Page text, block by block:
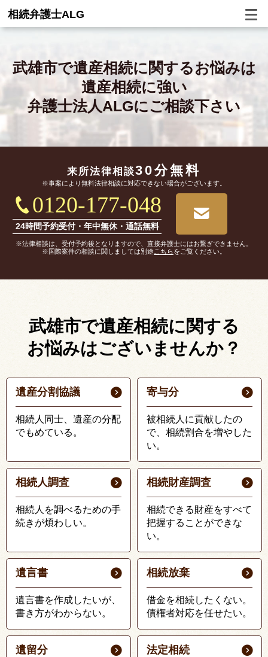
相続弁護士ALG
武雄市で遺産相続に関するお悩みは
遺産相続に強い
弁護士法人ALGにご相談下さい
来所法律相談30分無料
※事案により無料法律相談に対応できない場合がございます。
0120-177-048
24時間予約受付・年中無休・通話無料
※法律相談は、受付予約後となりますので、直接弁護士にはお繋ぎできません。
※国際案件の相談に関しましては別途 こちらをご覧ください。
武雄市で遺産相続に関する
お悩みはございませんか？
遺産分割協議
相続人同士、遺産の分配
でもめている。
寄与分
被相続人に貢献したの
で、相続割合を増やした
い。
相続人調査
相続人を調べるための手
続きが煩わしい。
相続財産調査
相続できる財産をすべて
把握することができな
い。
遺言書
遺言書を作成したいが、
書き方がわからない。
相続放棄
借金を相続したくない。
債権者対応を任せたい。
遺留分 法定相続